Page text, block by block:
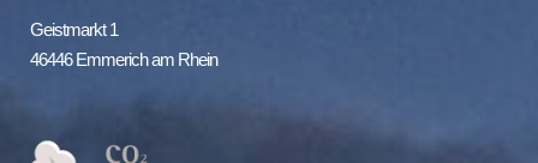
Geistmarkt 1
46446 Emmerich am Rhein